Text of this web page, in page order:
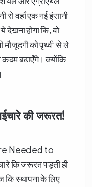
से वहाँ एक नई इंसानी
होगा कि, वो
मौजूदगी को पृथ्वी से ले
बढ़ाएँगे। क्योंकि
की जरूरत!
Needed to
कि जरूरत पड़ती ही
स्थापना के लिए